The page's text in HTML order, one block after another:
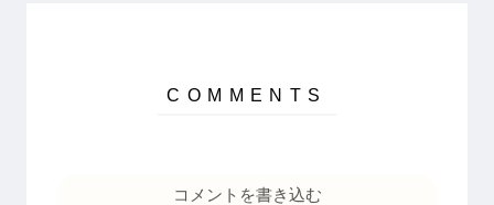
コメントを書き込む